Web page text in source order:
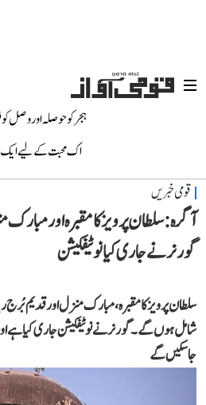
ہجر کو حوصلہ اور وصل
اک محبت کے لیے ایک
قومی خبریں
آگرہ: سلطان پرویز کا مقبرہ اور مبارک
گورنر نے جاری کیا نوٹیفکیشن
سلطان پرویز کا مقبرہ، مبارک منزل اور قدیم بُرج
شامل ہوں گے۔ گورنر نے نوٹیفکیشن جاری کیا ہے
جا سکیں گے